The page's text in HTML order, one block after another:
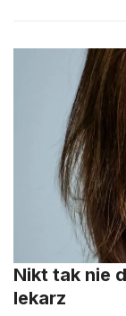
Nikt tak nie
lekarz